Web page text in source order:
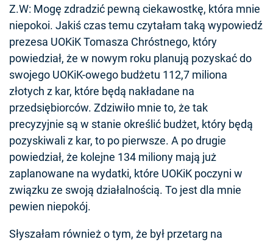
Z.W: Mogę zdradzić pewną ciekawostkę, która mnie
niepokoi. Jakiś czas temu czytałam taką wypowiedź
prezesa UOKiK Tomasza Chróstnego, który
powiedział, że w nowym roku planują pozyskać do
swojego UOKiK-owego budżetu 112,7 miliona
złotych z kar, które będą nakładane na
przedsiębiorców. Zdziwiło mnie to, że tak
precyzyjnie są w stanie określić budżet, który będą
pozyskiwali z kar, to po pierwsze. A po drugie
powiedział, że kolejne 134 miliony mają już
zaplanowane na wydatki, które UOKiK poczyni w
związku ze swoją działalnością. To jest dla mnie
pewien niepokój.
Słyszałam również o tym, że był przetarg na